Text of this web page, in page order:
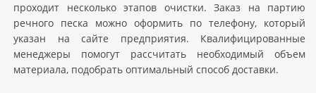
проходит несколько этапов очистки. Заказ на партию
речного песка можно оформить по телефону, который
указан на сайте предприятия. Квалифицированные
менеджеры помогут рассчитать необходимый объем
материала, подобрать оптимальный способ доставки.